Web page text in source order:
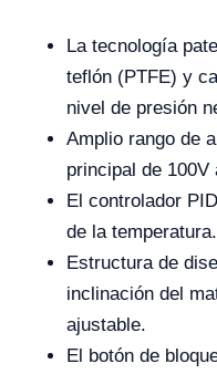
La tecnología
teflón (PTFE) y
nivel de presión
Amplio rango de
principal de 100V
El controlador
de la temperatura.
Estructura de
inclinación del
ajustable.
El botón de